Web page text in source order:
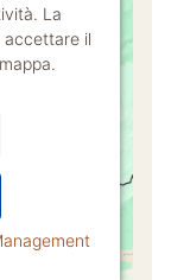
La
accettare il